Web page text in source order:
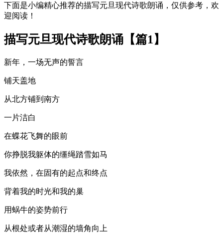
下面是小编精心推荐的描写元旦现代诗歌朗诵，仅供参考，欢
迎阅读！
描写元旦现代诗歌朗诵【篇1】
新年，一场无声的誓言
铺天盖地
从北方铺到南方
一片洁白
在蝶花飞舞的眼前
你挣脱我躯体的缰绳踏雪如马
我依然，在固有的起点和终点
背着我的时光和我的巢
用蜗牛的姿势前行
从根处或者从潮湿的墙角向上